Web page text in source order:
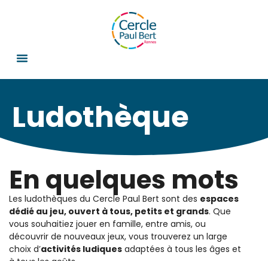
Ludothèque
En quelques mots
Les ludothèques du Cercle Paul Bert sont des espaces
dédié au jeu, ouvert à tous, petits et grands. Que
vous souhaitiez jouer en famille, entre amis, ou
découvrir de nouveaux jeux, vous trouverez un large
choix d’activités ludiques adaptées à tous les âges et